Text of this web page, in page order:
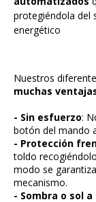
protegiéndola del
energético
Nuestros
muchas
- Sin esfuerzo:
botón del mando
- Protección
toldo
modo se
mecanismo.
- Sombra o sol